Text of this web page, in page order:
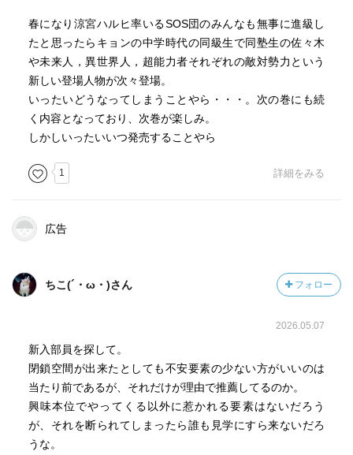
春になり涼宮ハルヒ率いるSOS団のみんなも無事に進級し
たと思ったらキョンの中学時代の同級生で同塾生の佐々木
や未来人，異世界人，超能力者それぞれの敵対勢力という
新しい登場人物が次々登場。
いったいどうなってしまうことやら・・・。次の巻にも続
く内容となっており、次巻が楽しみ。
しかしいったいいつ発売することやら
1 詳細をみる
広告
ちこ(´・ω・)さん フォロー
2026.05.07
新入部員を探して。
閉鎖空間が出来たとしても不安要素の少ない方がいいのは
当たり前であるが、それだけが理由で推薦してるのか。
興味本位でやってくる以外に惹かれる要素はないだろう
が、それを断られてしまったら誰も見学にすら来ないだろ
うな。